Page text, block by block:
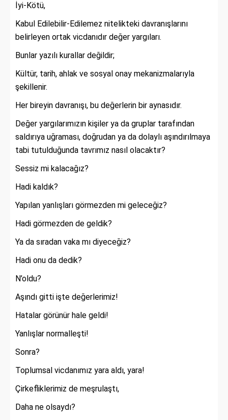
İyi-Kötü,
Kabul Edilebilir-Edilemez nitelikteki davranışlarını
belirleyen ortak vicdanıdır değer yargıları.
Bunlar yazılı kurallar değildir;
Kültür, tarih, ahlak ve sosyal onay mekanizmalarıyla
şekillenir.
Her bireyin davranışı, bu değerlerin bir aynasıdır.
Değer yargılarımızın kişiler ya da gruplar tarafından
saldırıya uğraması, doğrudan ya da dolaylı aşındırılmaya
tabi tutulduğunda tavrımız nasıl olacaktır?
Sessiz mi kalacağız?
Hadi kaldık?
Yapılan yanlışları görmezden mi geleceğiz?
Hadi görmezden de geldik?
Ya da sıradan vaka mı diyeceğiz?
Hadi onu da dedik?
N’oldu?
Aşındı gitti işte değerlerimiz!
Hatalar görünür hale geldi!
Yanlışlar normalleşti!
Sonra?
Toplumsal vicdanımız yara aldı, yara!
Çirkefliklerimiz de meşrulaştı,
Daha ne olsaydı?